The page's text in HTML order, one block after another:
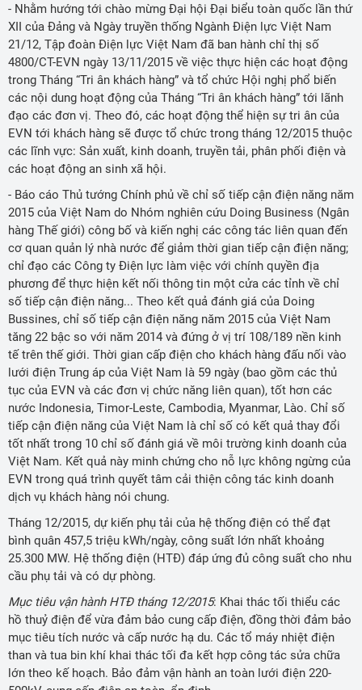
- Nhằm hướng tới chào mừng Đại hội Đại biểu toàn quốc lần thứ
XII của Đảng và Ngày truyền thống Ngành Điện lực Việt Nam
21/12, Tập đoàn Điện lực Việt Nam đã ban hành chỉ thị số
4800/CT-EVN ngày 13/11/2015 về việc thực hiện các hoạt động
trong Tháng “Tri ân khách hàng” và tổ chức Hội nghị phổ biến
các nội dung hoạt động của Tháng “Tri ân khách hàng” tới lãnh
đạo các đơn vị. Theo đó, các hoạt động thể hiện sự tri ân của
EVN tới khách hàng sẽ được tổ chức trong tháng 12/2015 thuộc
các lĩnh vực: Sản xuất, kinh doanh, truyền tải, phân phối điện và
các hoạt động an sinh xã hội.
- Báo cáo Thủ tướng Chính phủ về chỉ số tiếp cận điện năng năm
2015 của Việt Nam do Nhóm nghiên cứu Doing Business (Ngân
hàng Thế giới) công bố và kiến nghị các công tác liên quan đến
cơ quan quản lý nhà nước để giảm thời gian tiếp cận điện năng;
chỉ đạo các Công ty Điện lực làm việc với chính quyền địa
phương để thực hiện kết nối thông tin một cửa các tỉnh về chỉ
số tiếp cận điện năng... Theo kết quả đánh giá của Doing
Bussines, chỉ số tiếp cận điện năng năm 2015 của Việt Nam
tăng 22 bậc so với năm 2014 và đứng ở vị trí 108/189 nền kinh
tế trên thế giới. Thời gian cấp điện cho khách hàng đấu nối vào
lưới điện Trung áp của Việt Nam là 59 ngày (bao gồm các thủ
tục của EVN và các đơn vị chức năng liên quan), tốt hơn các
nước Indonesia, Timor-Leste, Cambodia, Myanmar, Lào. Chỉ số
tiếp cận điện năng của Việt Nam là chỉ số có kết quả thay đổi
tốt nhất trong 10 chỉ số đánh giá về môi trường kinh doanh của
Việt Nam. Kết quả này minh chứng cho nỗ lực không ngừng của
EVN trong quá trình quyết tâm cải thiện công tác kinh doanh
dịch vụ khách hàng nói chung.
Tháng 12/2015, dự kiến phụ tải của hệ thống điện có thể đạt
bình quân 457,5 triệu kWh/ngày, công suất lớn nhất khoảng
25.300 MW. Hệ thống điện (HTĐ) đáp ứng đủ công suất cho nhu
cầu phụ tải và có dự phòng.
Mục tiêu vận hành HTĐ tháng 12/2015: Khai thác tối thiểu các
hồ thuỷ điện để vừa đảm bảo cung cấp điện, đồng thời đảm bảo
mục tiêu tích nước và cấp nước hạ du. Các tổ máy nhiệt điện
than và tua bin khí khai thác tối đa kết hợp công tác sửa chữa
lớn theo kế hoạch. Bảo đảm vận hành an toàn lưới điện 220-